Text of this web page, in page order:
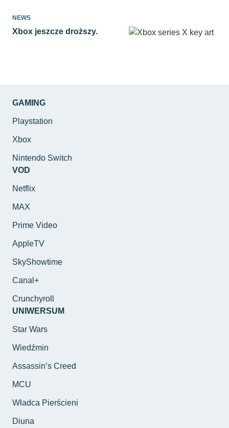
NEWS
Xbox jeszcze droższy.
GAMING
Playstation
Xbox
Nintendo Switch
VOD
Netflix
MAX
Prime Video
AppleTV
SkyShowtime
Canal+
Crunchyroll
UNIWERSUM
Star Wars
Wiedźmin
Assassin’s Creed
MCU
Władca Pierścieni
Diuna